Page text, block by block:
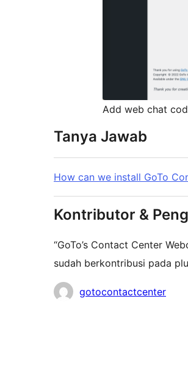
Add web chat
Tanya Jawab
How can we install GoTo
Kontributor &
“GoTo’s Contact Center
sudah berkontribusi pada
Kontributorgotocontactcenter